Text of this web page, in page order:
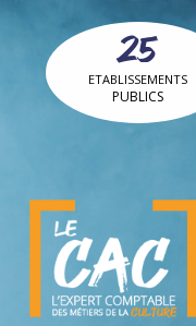
25
ETABLISSEMENTS
PUBLICS